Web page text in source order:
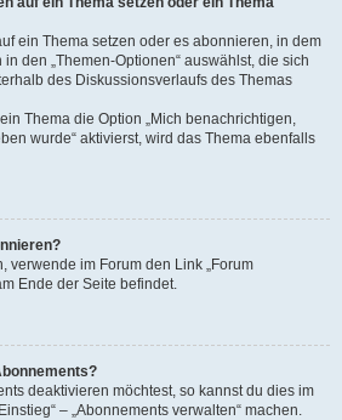
ein Thema setzen oder es abonnieren, in dem
den „Themen-Optionen“ auswählst, die sich
des Diskussionsverlaufs des Themas
Thema die Option „Mich benachrichtigen,
wurde“ aktivierst, wird das Thema ebenfalls
verwende im Forum den Link „Forum
Ende der Seite befindet.
deaktivieren möchtest, so kannst du dies im
– „Abonnements verwalten“ machen.